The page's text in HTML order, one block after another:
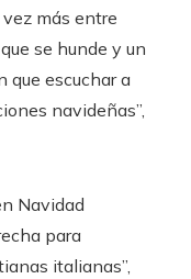
más entre
se hunde y un
que escuchar a
navideñas”,
Navidad
para
italianas”,